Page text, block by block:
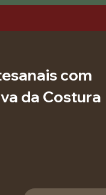
com
da Costura